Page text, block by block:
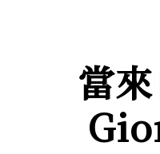
當